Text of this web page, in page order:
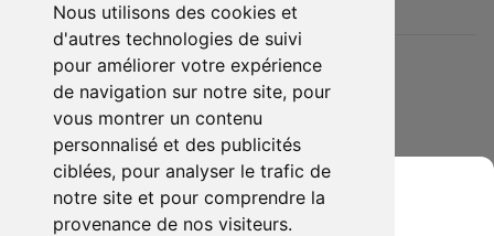
Nous utilisons des cookies et
d'autres technologies de suivi
pour améliorer votre expérience
de navigation sur notre site, pour
vous montrer un contenu
personnalisé et des publicités
ciblées, pour analyser le trafic de
notre site et pour comprendre la
provenance de nos visiteurs.
Détails
Etat : 4 sur 5 étoiles
- Bonne condition
Membres intéressés : 0 x
Mis en ligne le :
24/06/2026
Tags :
marvel venom statuette